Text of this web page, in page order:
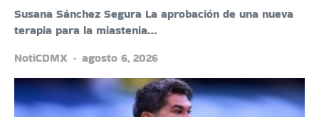
Susana Sánchez Segura La aprobación de una nueva
terapia para la miastenia…
NotiCDMX
agosto 6, 2026